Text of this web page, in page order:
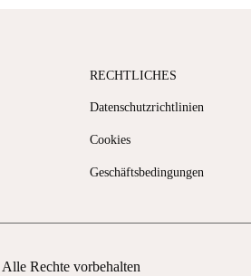
RECHTLICHES
Datenschutzrichtlinien
Cookies
Geschäftsbedingungen
Alle Rechte vorbehalten